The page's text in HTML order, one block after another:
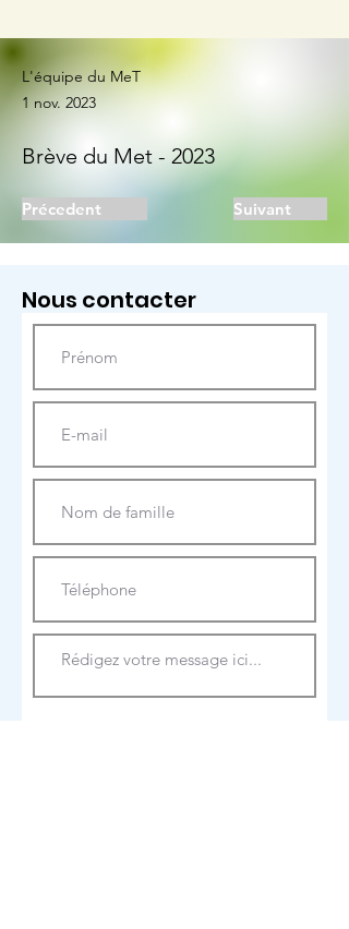
L'équipe du MeT
1 nov. 2023
Brève du Met - 2023
Précedent Suivant
Nous contacter